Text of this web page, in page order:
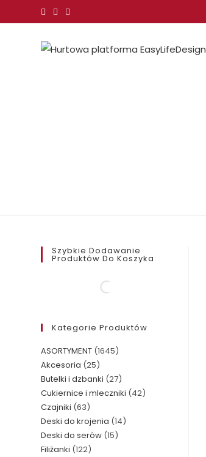
treści
Szybkie Dodawanie
Produktów Do Koszyka
Kategorie Produktów
ASORTYMENT (1645)
Akcesoria (25)
Butelki i dzbanki (27)
Cukiernice i mleczniki (42)
Czajniki (63)
Deski do krojenia (14)
Deski do serów (15)
Filiżanki (122)